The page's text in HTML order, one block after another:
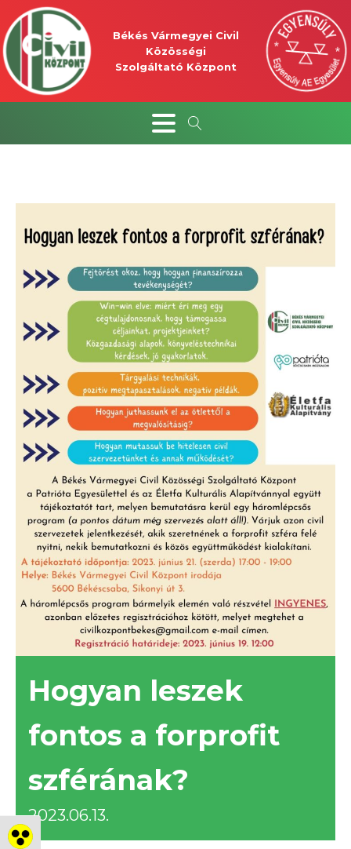
Nagy kontraszt váltása
Békés Vármegyei Civil
Közösségi
Szolgáltató Központ
Hogyan leszek
fontos a forprofit
szférának?
2023.06.13.